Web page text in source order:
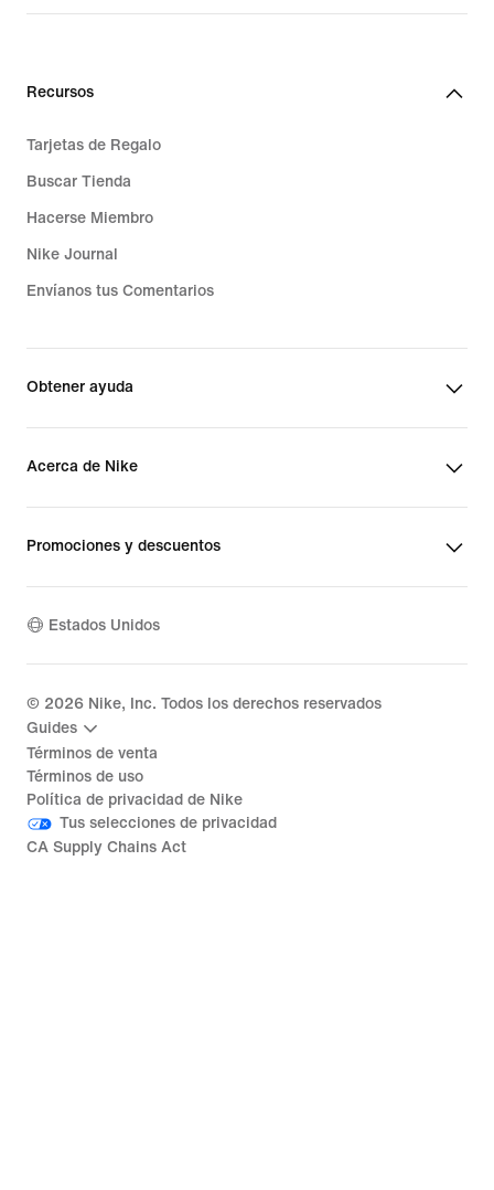
$230.00
Recursos
Tarjetas de Regalo
Buscar Tienda
Hacerse Miembro
Nike Journal
Envíanos tus Comentarios
Obtener ayuda
Acerca de Nike
Promociones y descuentos
Estados Unidos
© 2026 Nike, Inc. Todos los derechos reservados
Guides
Términos de venta
Términos de uso
Política de privacidad de Nike
Tus selecciones de privacidad
CA Supply Chains Act